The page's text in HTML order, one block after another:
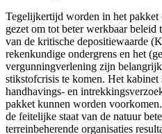
Tegelijkertijd worden in het pakket
gezet om tot beter werkbaar
van de kritische depositiewaarde
rekenkundige ondergrens en het
vergunningverlening zijn
stikstofcrisis te komen. Het
handhavings- en
pakket kunnen worden
de feitelijke staat van de natuur
terreinbeherende organisaties